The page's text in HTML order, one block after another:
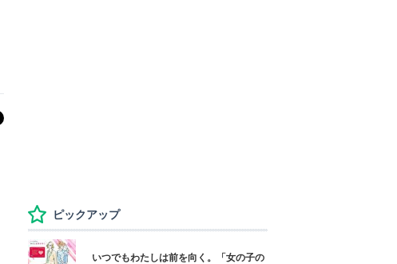
ピックアップ
いつでもわたしは前を向く。「女の子の